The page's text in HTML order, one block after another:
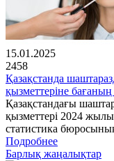
15.01.2025
2458
Қазақстанда
қызметтеріне бағаның
Қазақстандағы
қызметтері 2024
статистика
Подробнее
Барлық жаңалықтар